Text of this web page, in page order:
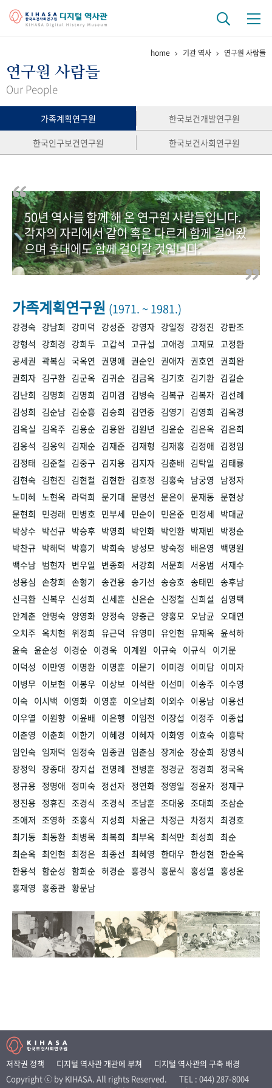
걸어온 길 기관 변천사
연구 역사
정책과 연구 키워드로 보는 연구 역사
연구자들
간행물 변천사
기록물 아카이브
사진 아카이브 문서 기록물 행정박물 영상 기록물
50+1주년 기념
+1
VR 역사관
home 기관 역사 연구원 사람들
연구원 사람들
Our People
가족계획연구원
한국보건개발연구원
한국인구보건연구원
한국보건사회연구원
50년 역사를 함께 해 온 연구원 사람들입니다.
각자의 자리에서 같이 혹은 다르게 함께 걸어왔
으며 후대에도 함께 걸어갈 것입니다.
가족계획연구원 (1971. ~ 1981.)
강경숙 강남희 강미덕 강성준 강영자 강일정 강정진
강판조
강형석
강희경 강희두 고갑석 고규섭 고애경 고재묘 고정환
공세권 곽복심 국옥연 권명애 권순인 권애자 권호연 권희완
권희자 김구환 김군옥 김귀순 김금옥 김기호 김기환 김길순
김난희
김명희 김명희 김미겸 김병숙 김복규 김복자 김선례
김성희
김순남 김순흥 김승희 김연중 김영기 김영희
김옥경
김옥실
김옥주 김용순 김용완 김원년 김윤순 김은옥 김은희
김응석
김응익 김재순 김재준 김재형 김재홍 김정애 김정임
김정태 김준철 김중구 김지용 김지자 김춘배 김탁일
김태룡
김현숙 김현진 김현철 김현한 김호정 김홍숙 남궁영
남정자
노미혜 노현옥 라덕희 문기대 문명선 문은이 문재동 문현상
문현희
민경래 민병호 민부세 민순이 민은준 민정세 박대균
박상수 박선규 박승후 박영희 박인화 박인환 박재빈
박정순
박찬규 박해덕 박흥기 박희숙 방성모 방숙정 배은영
백명원
백수남 범현자 변우일 변종화 서강희 서문희 서응범
서재수
성용심 손창희 손형기 송건용 송기선 송승호 송태민 송후남
신극환 신복우 신성희 신세훈 신은순 신정철 신희설
심영택
안계춘 안명숙 양영화 양정숙 양충근 양홍모 오남균 오대연
오치주 옥치현 위정희 유근덕 유영미 유인현 유재옥 윤석하
윤숙 윤순성 이경순 이경욱 이계원 이규숙 이규식
이기문
이덕성
이만영 이명환 이명훈 이문기 이미경 이미담 이미자
이병무 이보현 이봉우 이상보 이석란 이선미 이송주 이수영
이숙 이시백 이영화 이영훈 이오남희 이외수 이용남 이용선
이우열
이원향 이윤배 이은행 이임전 이장섭 이정주 이종섭
이춘영
이춘희 이한기 이혜경 이혜자 이화영 이효숙 이흥탁
임인숙 임재덕 임정숙 임종권 임춘심 장계순 장순희 장영식
장정익 장종대 장지섭 전명례 전병훈 정경균 정경희
정국옥
정규용 정명애 정미숙 정선자 정연화 정영일 정윤자 정재구
정진용 정휴진 조경식 조경식 조남훈 조대웅 조대희 조삼순
조애저 조영하 조홍식 지성희 차윤근 차정근 차정치 최경호
최기동 최동환 최병목 최복희 최부옥 최석만 최성희 최순
최순옥 최인현 최정은 최종선 최혜영 한대우 한성현 한순옥
한용석 함순성 함희순 허경순 홍경식 홍문식 홍성열 홍성운
홍재영 홍종관 황문남
저작권 정책 디지털 역사관 개관에 부쳐
디지털 역사관의 구축 배경
Copyright ⓒ by KIHASA. All rights Reserved.
TEL : 044) 287-8004